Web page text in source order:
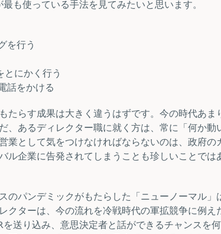
も使っている手法を見てみたいと思います。
を行う
にかく行う
話をかける
たらす成果は大きく違うはずです。今の時代あま
、あるディレクター職に就く方は、常に「何か動
業として気をつけなければならないのは、政府の
ル企業に告発されてしまうことも珍しいことでは
のパンデミックがもたらした「ニューノーマル」
クターは、今の流れを冷戦時代の軍拡競争に例え
送り込み、意思決定者と話ができるチャンスを